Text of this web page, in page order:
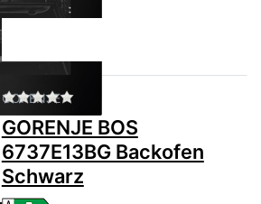
GORENJE Zu diesem Produkt liegen
GORENJE BOS
6737E13BG Backofen
Schwarz